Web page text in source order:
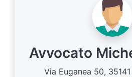
Avvocato
Via Euganea 50,